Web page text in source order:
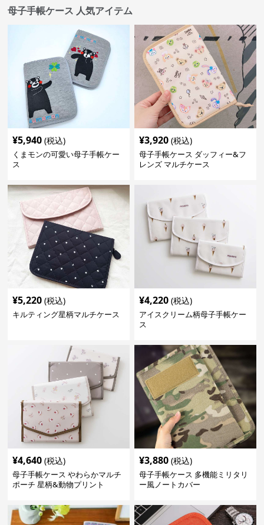
母子手帳ケース 人気アイテム
¥5,940 (税込)
くまモンの可愛い母子手帳ケー
ス
¥3,920 (税込)
母子手帳ケース ダッフィー&フ
レンズ マルチケース
¥5,220 (税込)
キルティング星柄マルチケース
¥4,220 (税込)
アイスクリーム柄母子手帳ケー
ス
¥4,640 (税込)
母子手帳ケース やわらかマルチ
ポーチ 星柄&動物プリント
¥3,880 (税込)
母子手帳ケース 多機能ミリタリ
ー風ノートカバー